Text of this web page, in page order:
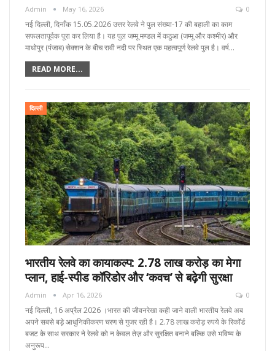
Admin May 16, 2026 0
नई दिल्ली, दिनाँक 15.05.2026 उत्तर रेलवे ने पुल संख्या-17 की बहाली का काम
सफलतापूर्वक पूरा कर लिया है। यह पुल जम्मू मण्डल में कठुआ (जम्मू और कश्मीर) और
माधोपुर (पंजाब) सेक्शन के बीच रावी नदी पर स्थित एक महत्वपूर्ण रेलवे पुल है। वर्ष…
READ MORE...
दिल्ली
भारतीय रेलवे का कायाकल्प: 2.78 लाख करोड़ का मेगा
प्लान, हाई-स्पीड कॉरिडोर और ‘कवच’ से बढ़ेगी सुरक्षा
Admin Apr 16, 2026 0
नई दिल्ली, 16 अप्रैल 2026 ।भारत की जीवनरेखा कही जाने वाली भारतीय रेलवे अब
अपने सबसे बड़े आधुनिकीकरण चरण से गुजर रही है। 2.78 लाख करोड़ रुपये के रिकॉर्ड
बजट के साथ सरकार ने रेलवे को न केवल तेज़ और सुरक्षित बनाने बल्कि उसे भविष्य के
अनुरूप…